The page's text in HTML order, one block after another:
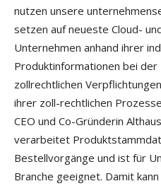
nutzen unsere
setzen auf neueste Cloud-
Unternehmen anhand ihrer
Produktinformationen bei der
zollrechtlichen
ihrer zoll-rechtlichen
CEO und Co-Gründerin
verarbeitet
Bestellvorgänge und ist für
Branche geeignet. Damit